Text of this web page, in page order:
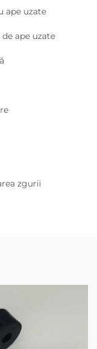
ape uzate
ape uzate
zgurii